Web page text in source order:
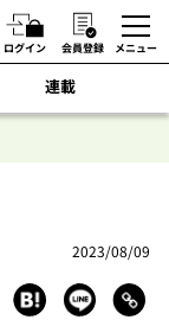
ログイン 会員登録 メニュー
連載
2023/08/09